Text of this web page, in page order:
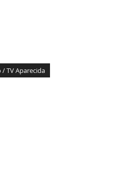
/ TV Aparecida